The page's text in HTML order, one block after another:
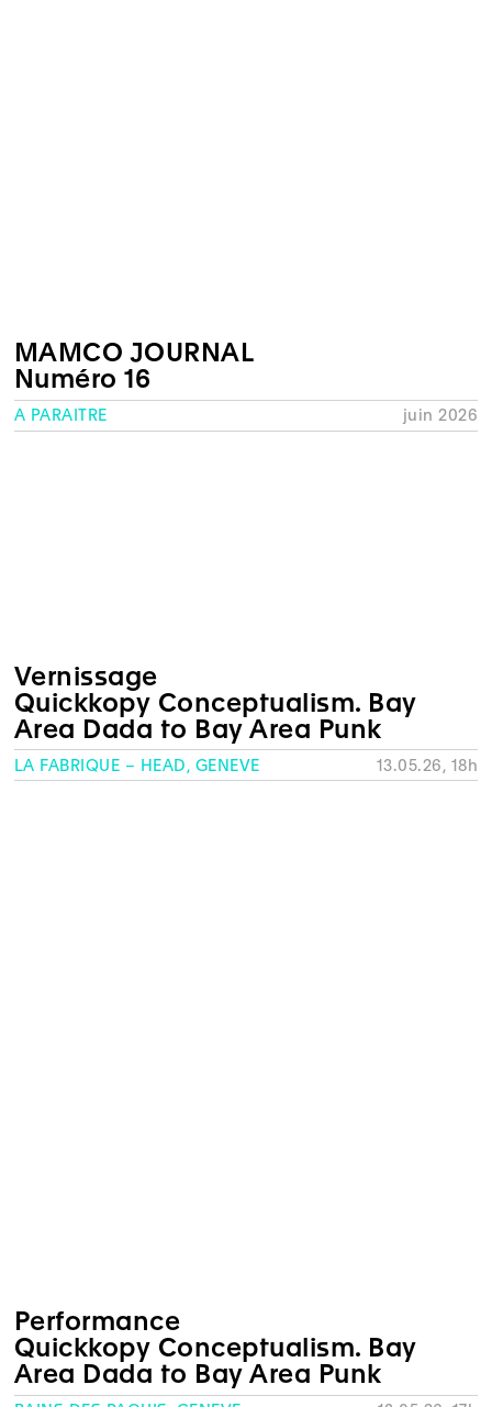
MAMCO JOURNAL
Numéro 16
À PARAÎTRE juin 2026
Vernissage
Quickkopy Conceptualism. Bay
Area Dada to Bay Area Punk
LA FABRIQUE – HEAD, GENÈVE 13.05.26, 18h
Performance
Quickkopy Conceptualism. Bay
Area Dada to Bay Area Punk